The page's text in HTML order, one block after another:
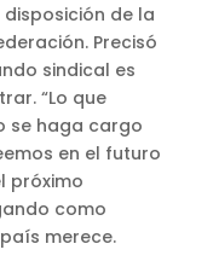
de la
Precisó
sindical es
“Lo que
se haga cargo
en el futuro
próximo
como
merece.